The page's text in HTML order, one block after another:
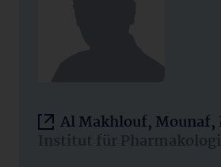
Al Makhlouf, Mounaf,
Institut für